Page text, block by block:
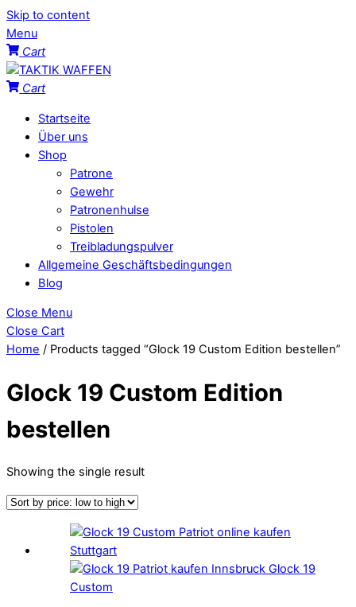
Skip to content
Menu
Cart
Cart
Startseite
Über uns
Shop
Patrone
Gewehr
Patronenhulse
Pistolen
Treibladungspulver
Allgemeine Geschäftsbedingungen
Blog
Close Menu
Close Cart
Home / Products tagged “Glock 19 Custom Edition bestellen”
Glock 19 Custom Edition
bestellen
Showing the single result